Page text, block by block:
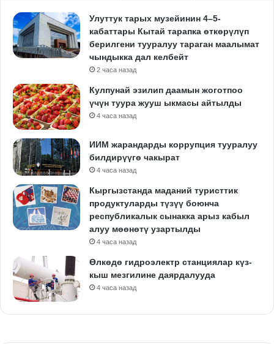
Улуттук тарых музейинин 4–5-
кабаттары Кытай тарапка өткөрүлүп
берилгени тууралуу тараган маалымат
чындыкка дал келбейт
2 часа назад
Кулпунай эзилип даамын жоготпоо
үчүн туура жууш ыкмасы айтылды
4 часа назад
ИИМ жарандарды коррупция тууралуу
билдирүүгө чакырат
4 часа назад
Кыргызстанда маданий туристтик
продуктуларды түзүү боюнча
республикалык сынакка арыз кабыл
алуу мөөнөтү узартылды
4 часа назад
Өлкөдө гидроэлектр станциялар күз-
кыш мезгилине даярдалууда
4 часа назад